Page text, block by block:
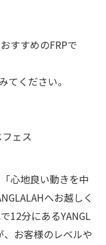
すすめのFRPで
てください。
ェス
心地良い動きを中
へお越しく
12分にあるYANGL
お客様のレベルや